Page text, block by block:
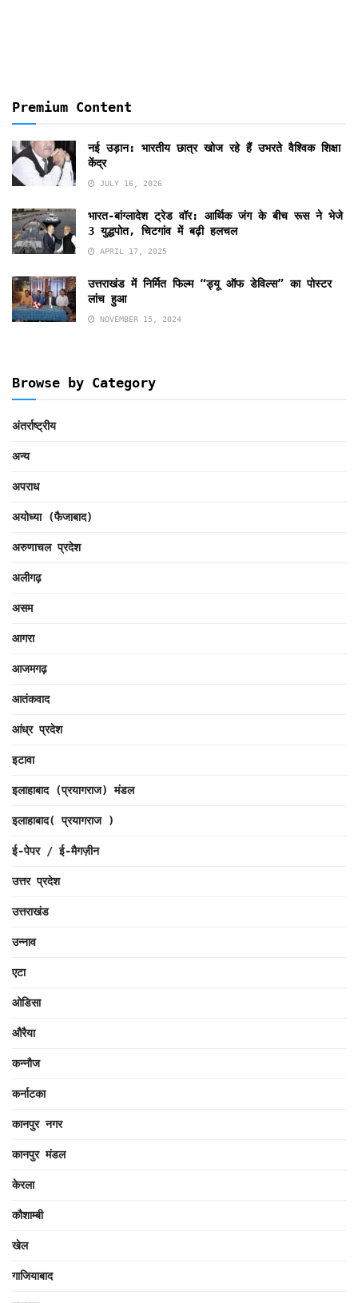
Premium Content
नई उड़ान: भारतीय छात्र खोज रहे हैं उभरते वैश्विक शिक्षा
केंद्र
JULY 16, 2026
भारत-बांग्लादेश ट्रेड वॉर: आर्थिक जंग के बीच रूस ने भेजे
3 युद्धपोत, चिटगांव में बढ़ी हलचल
APRIL 17, 2025
उत्तराखंड में निर्मित फिल्म “ड्यू ऑफ डेविल्स” का पोस्टर
लांच हुआ
NOVEMBER 15, 2024
Browse by Category
अंतर्राष्ट्रीय
अन्य
अपराध
अयोध्या (फैजाबाद)
अरुणाचल प्रदेश
अलीगढ़
असम
आगरा
आजमगढ़
आतंकवाद
आंध्र प्रदेश
इटावा
इलाहाबाद (प्रयागराज) मंडल
इलाहाबाद( प्रयागराज )
ई-पेपर / ई-मैगज़ीन
उत्तर प्रदेश
उत्तराखंड
उन्नाव
एटा
ओडिसा
औरैया
कन्नौज
कर्नाटका
कानपुर नगर
कानपुर मंडल
केरला
कौशाम्बी
खेल
गाजियाबाद